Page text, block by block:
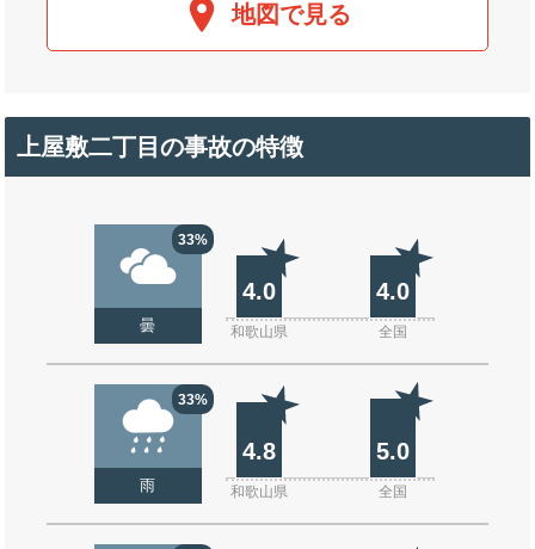
地図で見る
上屋敷二丁目の事故の特徴
33%
曇
4.0 4.0
和歌山県 全国
33%
雨
4.8 5.0
和歌山県 全国